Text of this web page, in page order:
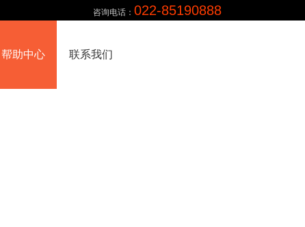
咨询电话： 022-85190888
帮助中心 联系我们